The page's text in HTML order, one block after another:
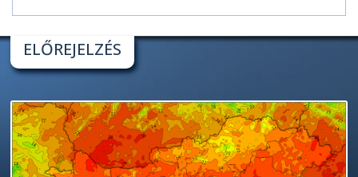
ELŐREJELZÉS